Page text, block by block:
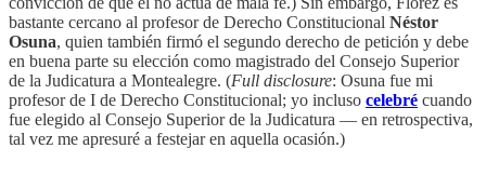
bastante cercano al profesor de Derecho Constitucional Néstor
Osuna, quien también firmó el segundo derecho de petición y debe
en buena parte su elección como magistrado del Consejo Superior
de la Judicatura a Montealegre. (Full disclosure: Osuna fue mi
profesor de I de Derecho Constitucional; yo incluso celebré cuando
fue elegido al Consejo Superior de la Judicatura — en retrospectiva,
tal vez me apresuré a festejar en aquella ocasión.)